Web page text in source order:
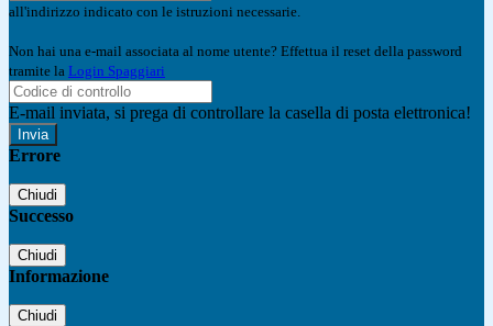
all'indirizzo indicato con le istruzioni necessarie.
Non hai una e-mail associata al nome utente? Effettua il reset della password
tramite la Login Spaggiari
E-mail inviata, si prega di controllare la casella di posta elettronica!
Errore
Chiudi
Successo
Chiudi
Informazione
Chiudi